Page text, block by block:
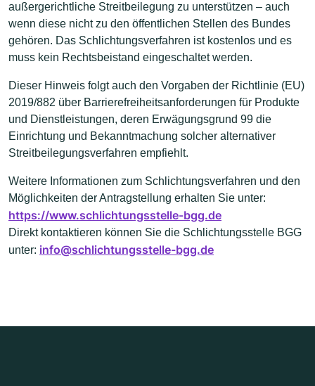
außergerichtliche Streitbeilegung zu unterstützen – auch
wenn diese nicht zu den öffentlichen Stellen des Bundes
gehören. Das Schlichtungsverfahren ist kostenlos und es
muss kein Rechtsbeistand eingeschaltet werden.
Dieser Hinweis folgt auch den Vorgaben der Richtlinie (EU)
2019/882 über Barrierefreiheitsanforderungen für Produkte
und Dienstleistungen, deren Erwägungsgrund 99 die
Einrichtung und Bekanntmachung solcher alternativer
Streitbeilegungsverfahren empfiehlt.
Weitere Informationen zum Schlichtungsverfahren und den
Möglichkeiten der Antragstellung erhalten Sie unter:
https://www.schlichtungsstelle-bgg.de
Direkt kontaktieren können Sie die Schlichtungsstelle BGG
unter: info@schlichtungsstelle-bgg.de